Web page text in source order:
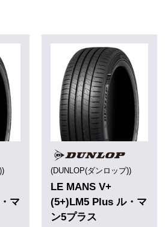
マ
(DUNLOP(ダンロップ))
LE MANS V+
(5+)LM5 Plus ル・マ
ン5プラス